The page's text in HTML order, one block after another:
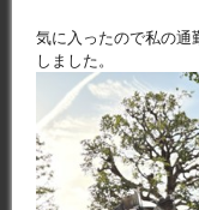
気に入ったので私の通
しました。